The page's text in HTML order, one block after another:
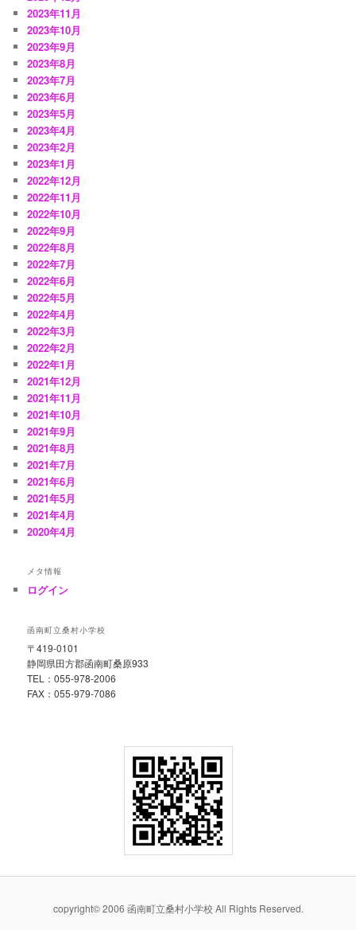
2023年11月
2023年10月
2023年9月
2023年8月
2023年7月
2023年6月
2023年5月
2023年4月
2023年2月
2023年1月
2022年12月
2022年11月
2022年10月
2022年9月
2022年8月
2022年7月
2022年6月
2022年5月
2022年4月
2022年3月
2022年2月
2022年1月
2021年12月
2021年11月
2021年10月
2021年9月
2021年8月
2021年7月
2021年6月
2021年5月
2021年4月
2020年4月
メタ情報
ログイン
函南町立桑村小学校
〒419-0101
静岡県田方郡函南町桑原933
TEL：055-978-2006
FAX：055-979-7086
copyright© 2006 函南町立桑村小学校 All Rights Reserved.